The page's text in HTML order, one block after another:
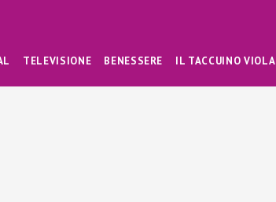
TELEVISIONE BENESSERE IL TACCUINO VIOLA